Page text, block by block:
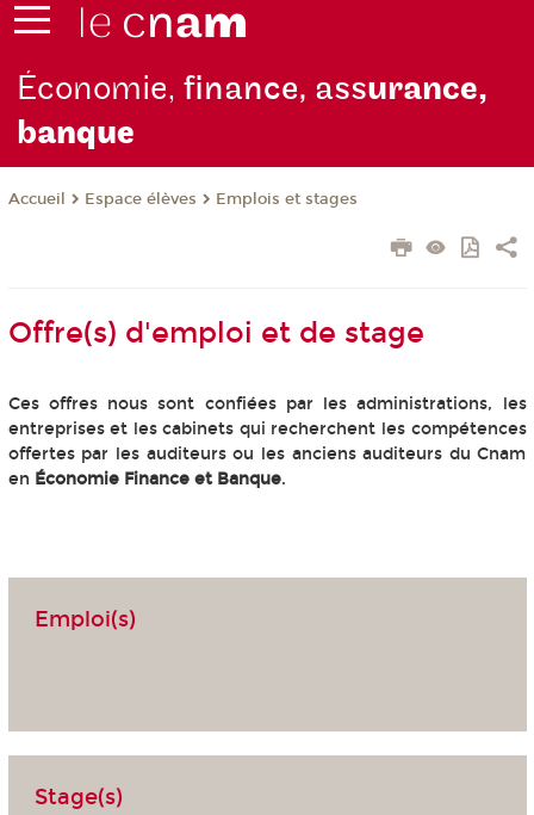
Économie,finance, assurance,
banque
Accueil Espace élèves Emplois et stages
Offre(s) d'emploi et de stage
Ces offres nous sont confiées par les administrations, les
entreprises et les cabinets qui recherchent les compétences
offertes par les auditeurs ou les anciens auditeurs du Cnam
en Économie Finance et Banque.
Emploi(s)
Stage(s)